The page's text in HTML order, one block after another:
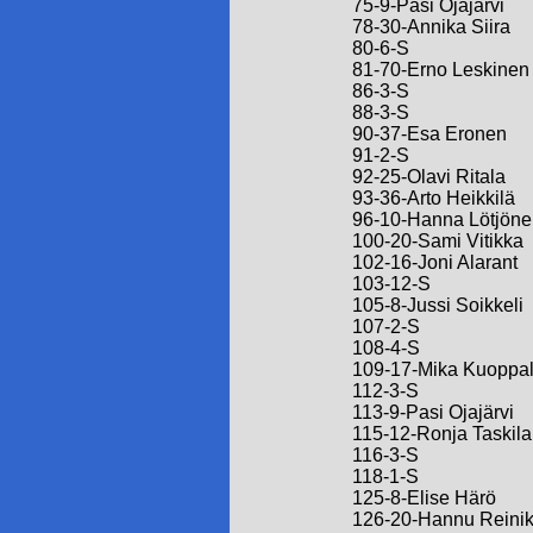
75-9-Pasi Ojajärvi
78-30-Annika Siira
80-6-S
81-70-Erno Leskinen
86-3-S
88-3-S
90-37-Esa Eronen
91-2-S
92-25-Olavi Ritala
93-36-Arto Heikkilä
96-10-Hanna
100-20-Sami Vitikka
102-16-Joni Alarant
103-12-S
105-8-Jussi Soikkeli
107-2-S
108-4-S
109-17-Mika
112-3-S
113-9-Pasi Ojajärvi
115-12-Ronja Taskila
116-3-S
118-1-S
125-8-Elise Härö
126-20-Hannu